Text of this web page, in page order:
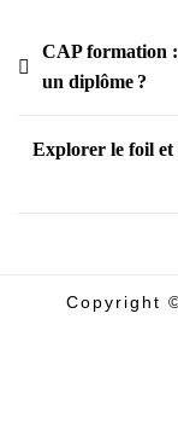
CAP formation
un diplôme ?
Explorer le foil et
Copyright